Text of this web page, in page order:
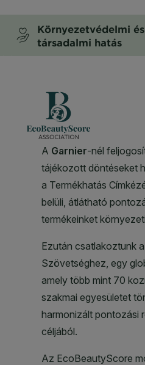
Környezetvédelmi és
társadalmi hatás